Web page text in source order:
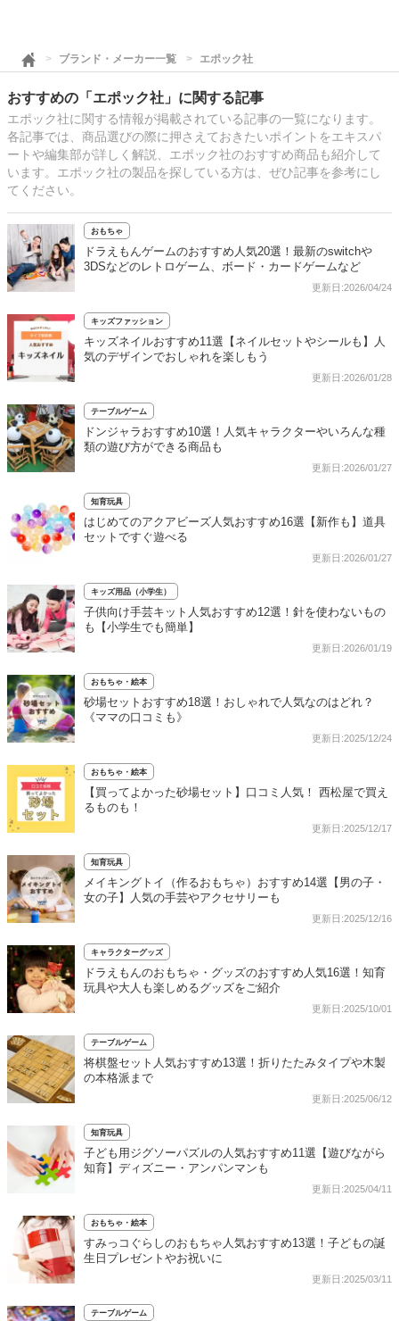
ブランド・メーカー一覧 エポック社
おすすめの「エポック社」に関する記事
エポック社に関する情報が掲載されている記事の一覧になります。
各記事では、商品選びの際に押さえておきたいポイントをエキスパ
ートや編集部が詳しく解説、エポック社のおすすめ商品も紹介して
います。エポック社の製品を探している方は、ぜひ記事を参考にし
てください。
おもちゃ
ドラえもんゲームのおすすめ人気20選！最新のswitchや
3DSなどのレトロゲーム、ボード・カードゲームなど
更新日:2026/04/24
キッズファッション
キッズネイルおすすめ11選【ネイルセットやシールも】人
気のデザインでおしゃれを楽しもう
更新日:2026/01/28
テーブルゲーム
ドンジャラおすすめ10選！人気キャラクターやいろんな種
類の遊び方ができる商品も
更新日:2026/01/27
知育玩具
はじめてのアクアビーズ人気おすすめ16選【新作も】道具
セットですぐ遊べる
更新日:2026/01/27
キッズ用品（小学生）
子供向け手芸キット人気おすすめ12選！針を使わないもの
も【小学生でも簡単】
更新日:2026/01/19
おもちゃ・絵本
砂場セットおすすめ18選！おしゃれで人気なのはどれ？
《ママの口コミも》
更新日:2025/12/24
おもちゃ・絵本
【買ってよかった砂場セット】口コミ人気！ 西松屋で買え
るものも！
更新日:2025/12/17
知育玩具
メイキングトイ（作るおもちゃ）おすすめ14選【男の子・
女の子】人気の手芸やアクセサリーも
更新日:2025/12/16
キャラクターグッズ
ドラえもんのおもちゃ・グッズのおすすめ人気16選！知育
玩具や大人も楽しめるグッズをご紹介
更新日:2025/10/01
テーブルゲーム
将棋盤セット人気おすすめ13選！折りたたみタイプや木製
の本格派まで
更新日:2025/06/12
知育玩具
子ども用ジグソーパズルの人気おすすめ11選【遊びながら
知育】ディズニー・アンパンマンも
更新日:2025/04/11
おもちゃ・絵本
すみっコぐらしのおもちゃ人気おすすめ13選！子どもの誕
生日プレゼントやお祝いに
更新日:2025/03/11
テーブルゲーム